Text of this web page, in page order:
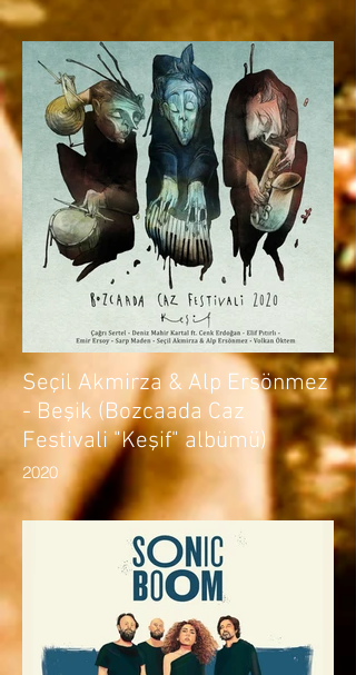
Seçil Akmirza & Alp Ersönmez
- Beşik (Bozcaada Caz
Festivali "Keşif" albümü)
2020